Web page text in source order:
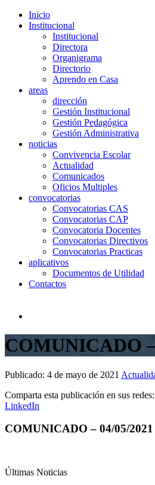
Inicio
Institucional
Institucional
Directora
Organigrama
Directorio
Aprendo en Casa
areas
dirección
Gestión Institucional
Gestión Pedagógica
Gestión Administrativa
noticias
Convivencia Escolar
Actualidad
Comunicados
Oficios Multiples
convocatorias
Convocatorias CAS
Convocatorias CAP
Convocatoria Docentes
Convocatorias Directivos
Convocatorias Practicas
aplicativos
Documentos de Utilidad
Contactos
COMUNICADO
Publicado: 4 de mayo de 2021
Comparta esta publicación en sus redes:
LinkedIn
COMUNICADO – 04/05/2021
Últimas Noticias